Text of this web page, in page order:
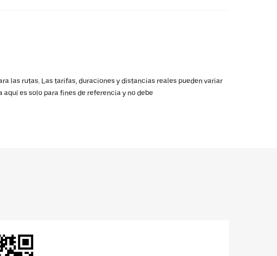
las rutas. Las tarifas, duraciones y distancias reales pueden variar
es solo para fines de referencia y no debe